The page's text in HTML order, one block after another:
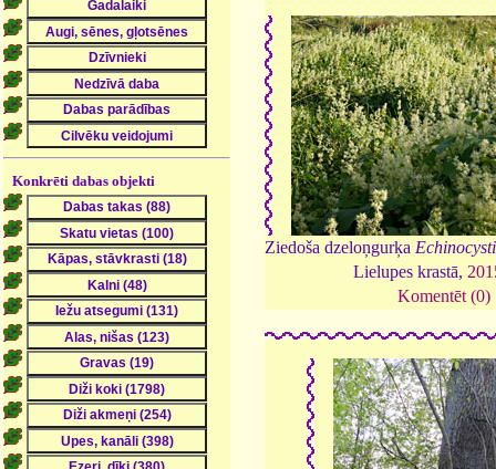
Konkrēti dabas objekti
Ziedoša dzeloņgurķa
Lielupes krastā,
Komentēt (0)